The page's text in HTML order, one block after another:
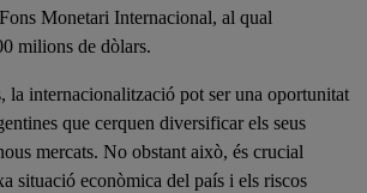
Monetari Internacional, al qual
milions de dòlars.
la internacionalització pot ser una oportunitat
que cerquen diversificar els seus
mercats. No obstant això, és crucial
situació econòmica del país i els riscos